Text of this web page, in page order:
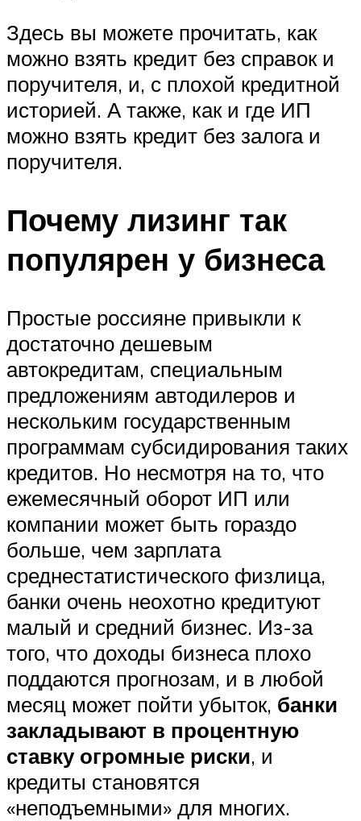
Здесь вы можете прочитать, как
можно взять кредит без справок и
поручителя, и, с плохой кредитной
историей. А также, как и где ИП
можно взять кредит без залога и
поручителя.
Почему лизинг так
популярен у бизнеса
Простые россияне привыкли к
достаточно дешевым
автокредитам, специальным
предложениям автодилеров и
нескольким государственным
программам субсидирования таких
кредитов. Но несмотря на то, что
ежемесячный оборот ИП или
компании может быть гораздо
больше, чем зарплата
среднестатистического физлица,
банки очень неохотно кредитуют
малый и средний бизнес. Из-за
того, что доходы бизнеса плохо
поддаются прогнозам, и в любой
месяц может пойти убыток, банки
закладывают в процентную
ставку огромные риски, и
кредиты становятся
«неподъемными» для многих.